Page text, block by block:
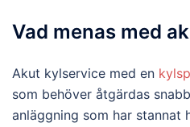
Vad menas med
Akut kylservice med en
som behöver åtgärdas
anläggning som har stannat